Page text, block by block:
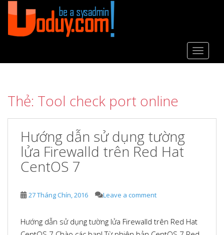
o
Thẻ: Tool check port online
Hướng dẫn sử dụng tường
lửa Firewalld trên Red Hat
CentOS 7
27 Tháng Chín, 2016 Leave a comment
Hướng dẫn sử dụng tường lửa Firewalld trên Red Hat